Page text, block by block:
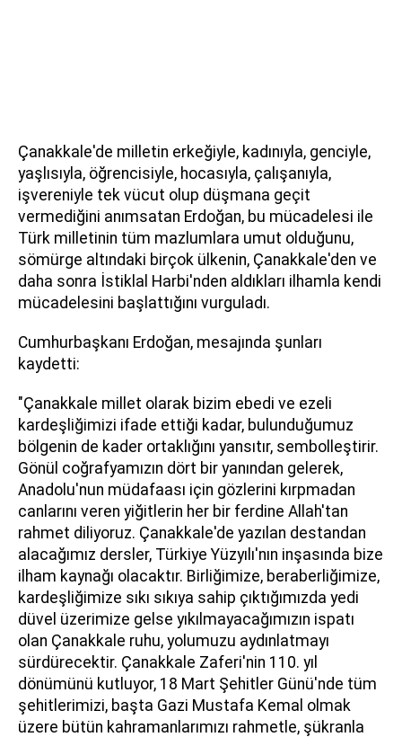
Çanakkale'de milletin erkeğiyle, kadınıyla, genciyle,
yaşlısıyla, öğrencisiyle, hocasıyla, çalışanıyla,
işvereniyle tek vücut olup düşmana geçit
vermediğini anımsatan Erdoğan, bu mücadelesi ile
Türk milletinin tüm mazlumlara umut olduğunu,
sömürge altındaki birçok ülkenin, Çanakkale'den ve
daha sonra İstiklal Harbi'nden aldıkları ilhamla kendi
mücadelesini başlattığını vurguladı.
Cumhurbaşkanı Erdoğan, mesajında şunları
kaydetti:
"Çanakkale millet olarak bizim ebedi ve ezeli
kardeşliğimizi ifade ettiği kadar, bulunduğumuz
bölgenin de kader ortaklığını yansıtır, sembolleştirir.
Gönül coğrafyamızın dört bir yanından gelerek,
Anadolu'nun müdafaası için gözlerini kırpmadan
canlarını veren yiğitlerin her bir ferdine Allah'tan
rahmet diliyoruz. Çanakkale'de yazılan destandan
alacağımız dersler, Türkiye Yüzyılı'nın inşasında bize
ilham kaynağı olacaktır. Birliğimize, beraberliğimize,
kardeşliğimize sıkı sıkıya sahip çıktığımızda yedi
düvel üzerimize gelse yıkılmayacağımızın ispatı
olan Çanakkale ruhu, yolumuzu aydınlatmayı
sürdürecektir. Çanakkale Zaferi'nin 110. yıl
dönümünü kutluyor, 18 Mart Şehitler Günü'nde tüm
şehitlerimizi, başta Gazi Mustafa Kemal olmak
üzere bütün kahramanlarımızı rahmetle, şükranla